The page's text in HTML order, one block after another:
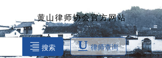
黄山律师协会官方网站
搜索 律师查询